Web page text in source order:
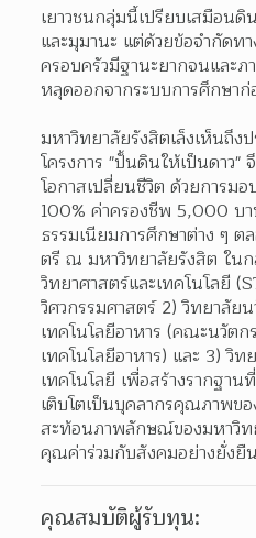
เยาวชนกลุ่มนี้เปรียบเสมือน
และมุมานะ แต่ด้วยข้อจำกัดท
ครอบครัวมีฐานะยากจนและภ
หลุดออกจากระบบการศึกษา
มหาวิทยาลัยรังสิตเล็งเห็นถึง
โครงการ "ปั้นดินให้เป็นดาว"
โอกาสเปลี่ยนชีวิต ด้วยการม
100% ค่าครองชีพ 5,000 บ
ธรรมเนียมการศึกษาต่าง ๆ
ตรี ณ มหาวิทยาลัยรังสิต ใน
วิทยาศาสตร์และเทคโนโลยี
วิศวกรรมศาสตร์ 2) วิทยาลัย
เทคโนโลยีอาหาร (คณะนวัต
เทคโนโลยีอาหาร) และ 3) วิ
เทคโนโลยี เพื่อสร้างรากฐาน
เติบโตเป็นบุคลากรคุณภาพขอ
สะท้อนภาพลักษณ์ของมหาวิ
คุณค่าร่วมกับสังคมอย่างยั่งยืน
คุณสมบัติผู้รับทุน: